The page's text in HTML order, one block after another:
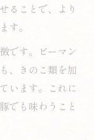
ることで、より
す。
です。ピーマン
、きのこ類を加
います。これに
でも味わうこと